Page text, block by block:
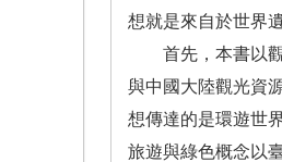
想就是來自於世界
首先，本書以觀
與中國大陸觀光資
想傳達的是環遊世
旅遊與綠色概念以